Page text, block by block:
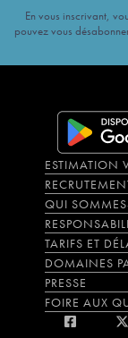
En vous inscrivant,
pouvez vous
ESTIMATION
QUI
TARIFS ET
DOMAINES
PRESSE
FOIRE AUX